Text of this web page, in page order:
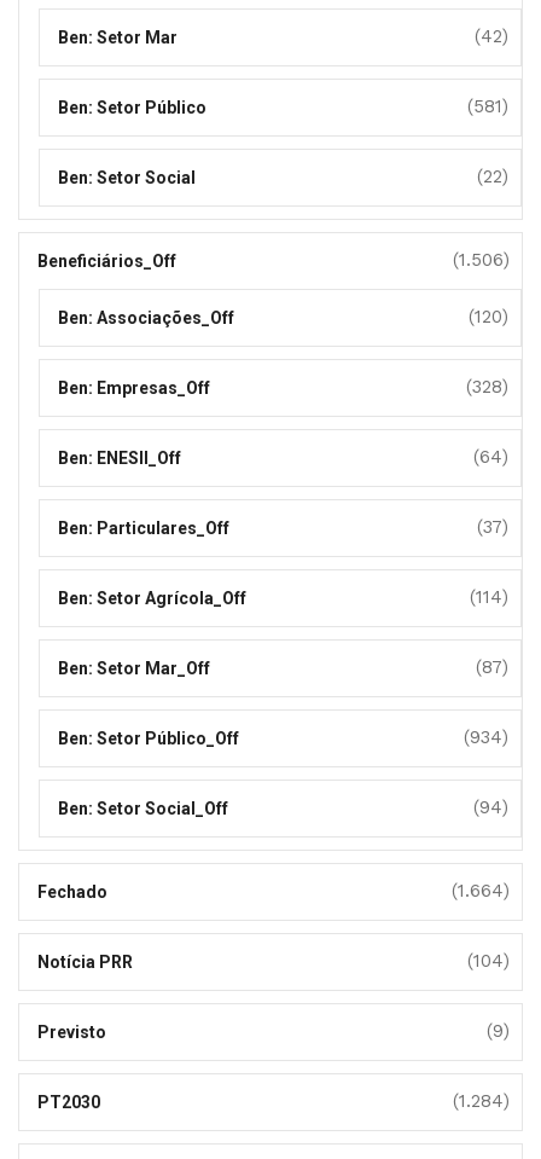
Ben: Setor Mar (42)
Ben: Setor Público (581)
Ben: Setor Social (22)
Beneficiários_Off (1.506)
Ben: Associações_Off (120)
Ben: Empresas_Off (328)
Ben: ENESII_Off (64)
Ben: Particulares_Off (37)
Ben: Setor Agrícola_Off (114)
Ben: Setor Mar_Off (87)
Ben: Setor Público_Off (934)
Ben: Setor Social_Off (94)
Fechado (1.664)
Notícia PRR (104)
Previsto (9)
PT2030 (1.284)